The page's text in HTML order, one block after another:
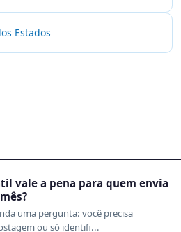
Estados
vale a pena para quem envia
uma pergunta: você precisa
ou só identifi...